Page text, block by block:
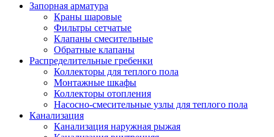
Запорная арматура
Краны шаровые
Фильтры сетчатые
Клапаны смесительные
Обратные клапаны
Распределительные гребенки
Коллекторы для теплого пола
Монтажные шкафы
Коллекторы отопления
Насосно-смесительные узлы для теплого пола
Канализация
Канализация наружная рыжая